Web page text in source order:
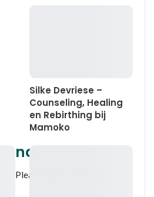
Please adjust your search
Silke Devriese –
Counseling, Healing
en Rebirthing bij
Mamoko